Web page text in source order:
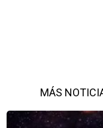
MÁS